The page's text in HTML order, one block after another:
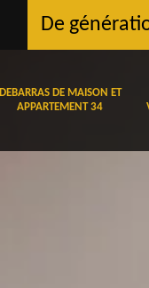
De
DEBARRAS DE MAISON ET
APPARTEMENT 34